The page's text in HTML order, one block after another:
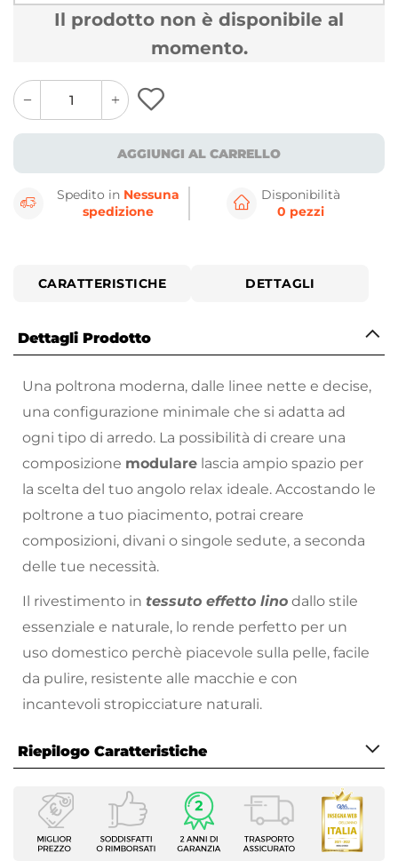
Il prodotto non è disponibile al
momento.
quantity
button
quantity
minus
button
AGGIUNGI AL CARRELLO
Spedito in Nessuna
spedizione
Disponibilità
0 pezzi
CARATTERISTICHE DETTAGLI
Dettagli Prodotto
Una poltrona moderna, dalle linee nette e decise,
una configurazione minimale che si adatta ad
ogni tipo di arredo. La possibilità di creare una
composizione modulare lascia ampio spazio per
la scelta del tuo angolo relax ideale. Accostando le
poltrone a tuo piacimento, potrai creare
composizioni, divani o singole sedute, a seconda
delle tue necessità.
Il rivestimento in tessuto effetto lino dallo stile
essenziale e naturale, lo rende perfetto per un
uso domestico perchè piacevole sulla pelle, facile
da pulire, resistente alle macchie e con
incantevoli stropicciature naturali.
fibbie collocate al di sotto della struttura (non
visibili). L'imbottitura di Baku arriva sottovuoto: è
sufficiente inserirla nella fodera per ottenere il
divano completo! Si consiglia di attendere 24-48
Riepilogo Caratteristiche
Caratteristiche
Tipologia
Divano